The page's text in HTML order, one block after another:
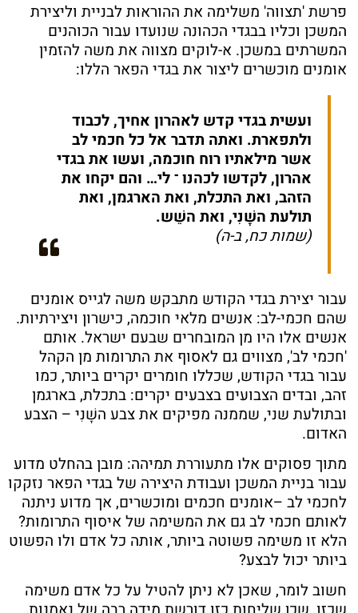
פרשת 'תצווה' משלימה את ההוראות לבניית וליצירת
המשכן וכליו בבגדי הכהונה שנועדו עבור הכוהנים
המשרתים במשכן. א-לוקים מצווה את משה להזמין
אומנים מוכשרים ליצור את בגדי הפאר הללו:
ועשית בגדי קדש לאהרון אחיך, לכבוד
ולתפארת. ואתה תדבר אל כל חכמי לב
אשר מילאתיו רוח חוכמה, ועשו את בגדי
אהרון, לקדשו לכהנו ־ לי… והם יקחו את
הזהב, ואת התכלת, ואת הארגמן, ואת
תולעת השָׁנִי, ואת השֵׁש.
(שמות כח, ב-ה)
עבור יצירת בגדי הקודש מתבקש משה לגייס אומנים
שהם חכמי-לב: אנשים מלאי חוכמה, כישרון ויצירתיות.
אנשים אלו היו מן המובחרים שבעם ישראל. אותם
'חכמי לב', מצווים גם לאסוף את התרומות מן הקהל
עבור בגדי הקודש, שכללו חומרים יקרים ביותר, כמו
זהב, ובדים הצבועים בצבעים יקרים: בתכלת, בארגמן
ובתולעת שני, שממנה מפיקים את צבע השָׁנִי – הצבע
האדום.
מתוך פסוקים אלו מתעוררת תמיהה: מובן בהחלט מדוע
עבור בניית המשכן ועבודת היצירה של בגדי הפאר נזקקו
לחכמי לב –אומנים חכמים ומוכשרים, אך מדוע ניתנה
לאותם חכמי לב גם את המשימה של איסוף התרומות?
הלא זו משימה פשוטה ביותר, אותה כל אדם ולו הפשוט
ביותר יכול לבצע?
חשוב לומר, שאכן לא ניתן להטיל על כל אדם משימה